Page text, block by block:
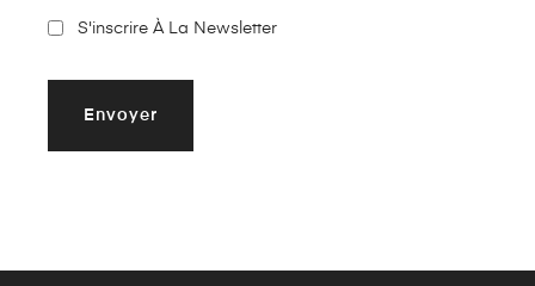
S'inscrire À La Newsletter